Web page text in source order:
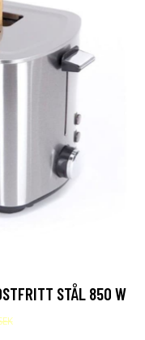
STÅL 850 W